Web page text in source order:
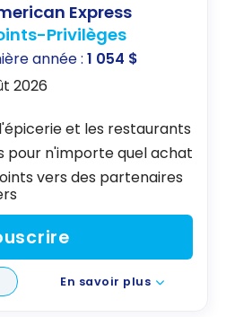
Express
Privilèges
année :1 054 $
2026
et les restaurants
pour n'importe quel achat
vers des partenaires
En savoir plus